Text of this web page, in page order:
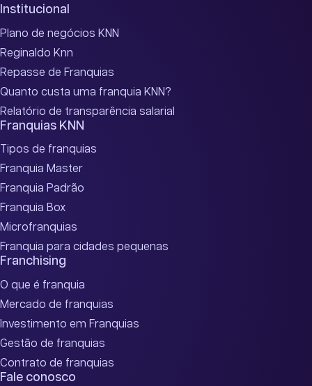
Institucional
Plano de negócios KNN
Reginaldo Knn
Repasse de Franquias
Quanto custa uma franquia KNN?
Relatório de transparência salarial
Franquias KNN
Tipos de franquias
Franquia Master
Franquia Padrão
Franquia Box
Microfranquias
Franquia para cidades pequenas
Franchising
O que é franquia
Mercado de franquias
Investimento em Franquias
Gestão de franquias
Contrato de franquias
Fale conosco